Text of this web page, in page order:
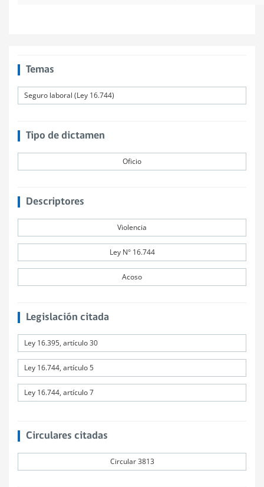
Temas
Seguro laboral (Ley 16.744)
Tipo de dictamen
Oficio
Descriptores
Violencia
Ley N° 16.744
Acoso
Legislación citada
Ley 16.395, artículo 30
Ley 16.744, artículo 5
Ley 16.744, artículo 7
Circulares citadas
Circular 3813